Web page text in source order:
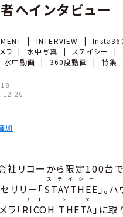
へインタビュー
| INTERVIEW |
ラ | 水中写真 | ステイシー |
水中動画 | 360度動画 | 特集
加
社リコーから限定100台
サリー「STAYTHEE
ステイシー
」。
ラ「RICOH
リコー
THETA
シータ
」に取